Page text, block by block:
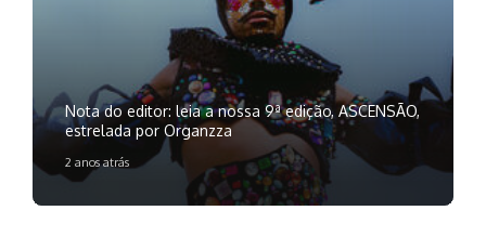
Nota do editor: leia a nossa 9ª edição, ASCENSÃO,
estrelada por Organzza
2 anos atrás